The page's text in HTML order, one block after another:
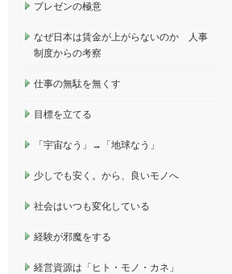
プレゼンの極意
なぜ日本は賃金が上がらないのか 人事
制度からの考察
仕事の無駄を無くす
目標を立てる
「宇宙なう」→「地球なう」
少しでも安く。から、良いモノへ
社会はいつも変化している
経験が邪魔をする
経営資源は「ヒト・モノ・カネ」